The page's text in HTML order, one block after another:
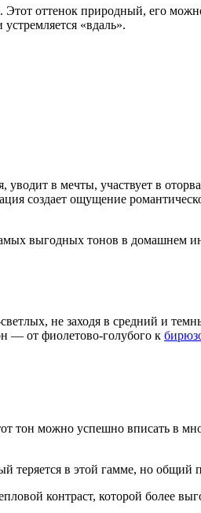
. Этот оттенок природный, его
«вдаль».
в мечты, участвует в
создает ощущение
выгодных тонов в домашнем
не заходя в средний и
— от фиолетово-голубого к
тон можно успешно вписать в
теряется в этой гамме, но
контраст, которой более